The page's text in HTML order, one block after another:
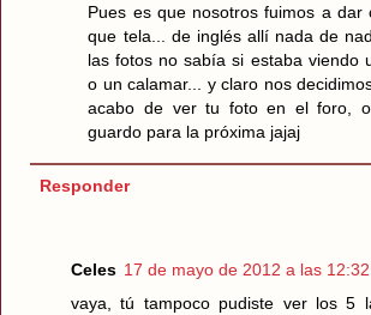
Pues es que nosotros fuimos a dar
que tela... de inglés allí nada de
las fotos no sabía si estaba viendo
o un calamar... y claro nos
acabo de ver tu foto en el foro,
guardo para la próxima jajaj
Responder
Celes 17 de mayo de 2012 a las 12:32
vaya, tú tampoco pudiste ver los 5